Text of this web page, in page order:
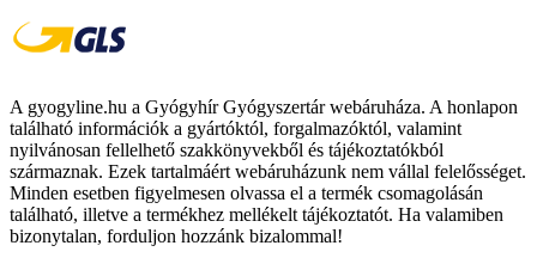
A gyogyline.hu a Gyógyhír Gyógyszertár webáruháza. A honlapon
található információk a gyártóktól, forgalmazóktól, valamint
nyilvánosan fellelhető szakkönyvekből és tájékoztatókból
származnak. Ezek tartalmáért webáruházunk nem vállal felelősséget.
Minden esetben figyelmesen olvassa el a termék csomagolásán
található, illetve a termékhez mellékelt tájékoztatót. Ha valamiben
bizonytalan, forduljon hozzánk bizalommal!